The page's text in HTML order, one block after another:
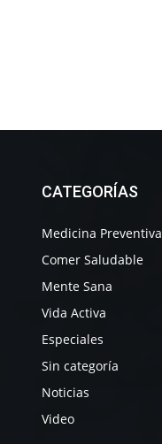
CATEGORÍAS
Medicina Preventiva
Comer Saludable
Mente Sana
Vida Activa
Especiales
Sin categoría
Noticias
Video